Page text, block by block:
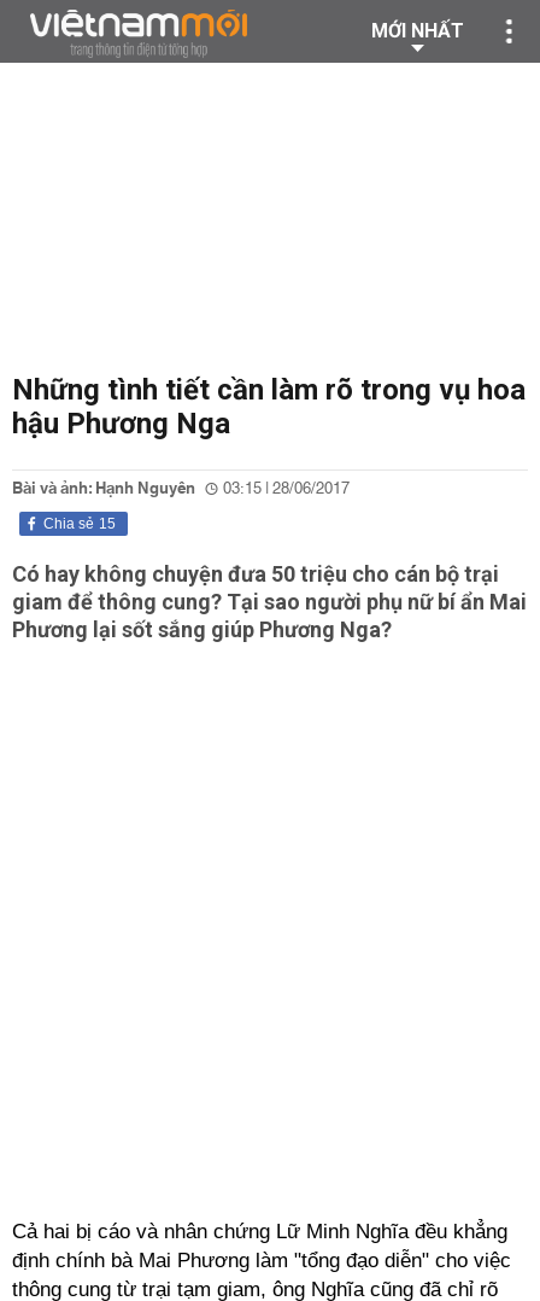
MỚI NHẤT
Những tình tiết cần làm rõ trong vụ hoa
hậu Phương Nga
Bài và ảnh: Hạnh Nguyên 03:15 | 28/06/2017
15
Chia sẻ
Có hay không chuyện đưa 50 triệu cho cán bộ trại
giam để thông cung? Tại sao người phụ nữ bí ẩn Mai
Phương lại sốt sắng giúp Phương Nga?
Cả hai bị cáo và nhân chứng Lữ Minh Nghĩa đều khẳng
định chính bà Mai Phương làm "tổng đạo diễn" cho việc
thông cung từ trại tạm giam, ông Nghĩa cũng đã chỉ rõ